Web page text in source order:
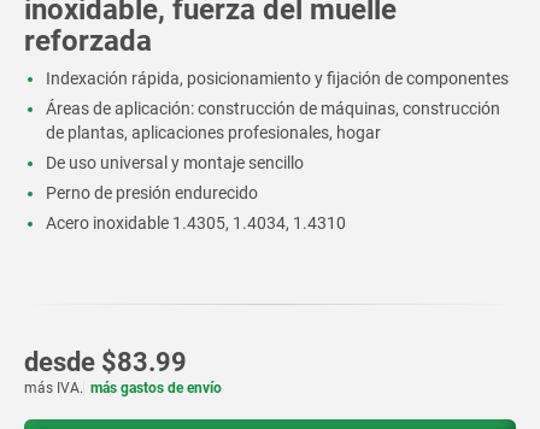
inoxidable, fuerza del muelle
reforzada
Indexación rápida, posicionamiento y fijación de componentes
Áreas de aplicación: construcción de máquinas, construcción
de plantas, aplicaciones profesionales, hogar
De uso universal y montaje sencillo
Perno de presión endurecido
Acero inoxidable 1.4305, 1.4034, 1.4310
desde $83.99
más IVA. más gastos de envío